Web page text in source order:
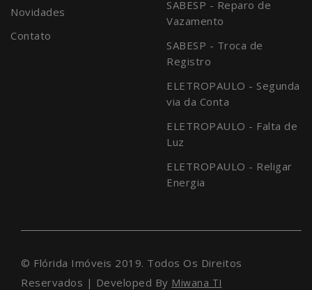
Novidades
Contato
SABESP - Reparo de
Vazamento
SABESP - Troca de
Registro
ELETROPAULO - Segunda
via da Conta
ELETROPAULO - Falta de
Luz
ELETROPAULO - Religar
Energia
© Flórida Imóveis 2019. Todos Os Direitos
Reservados | Developed By Miwana TI